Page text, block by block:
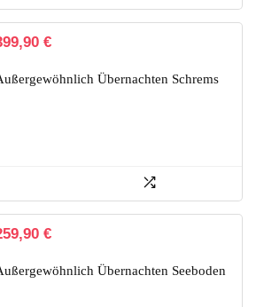
€
Übernachten Schrems
€
Übernachten Seeboden